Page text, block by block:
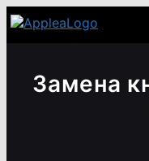
Замена